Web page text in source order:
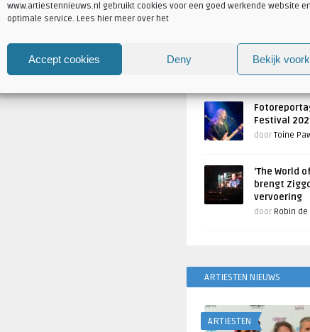
www.artiestennieuws.nl gebruikt cookies voor een goed werkende website
optimale service. Lees hier meer over het
Accept cookies Deny Bekijk
Atlantis en Xandria
Geschreven door
Festival
door Toine
‘The World
brengt
vervoering
door Robin de
ARTIESTEN NIEUWS
ARTIESTEN